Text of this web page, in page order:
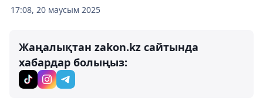
17:08, 20 маусым 2025
Жаңалықтан zakon.kz сайтында
хабардар болыңыз: